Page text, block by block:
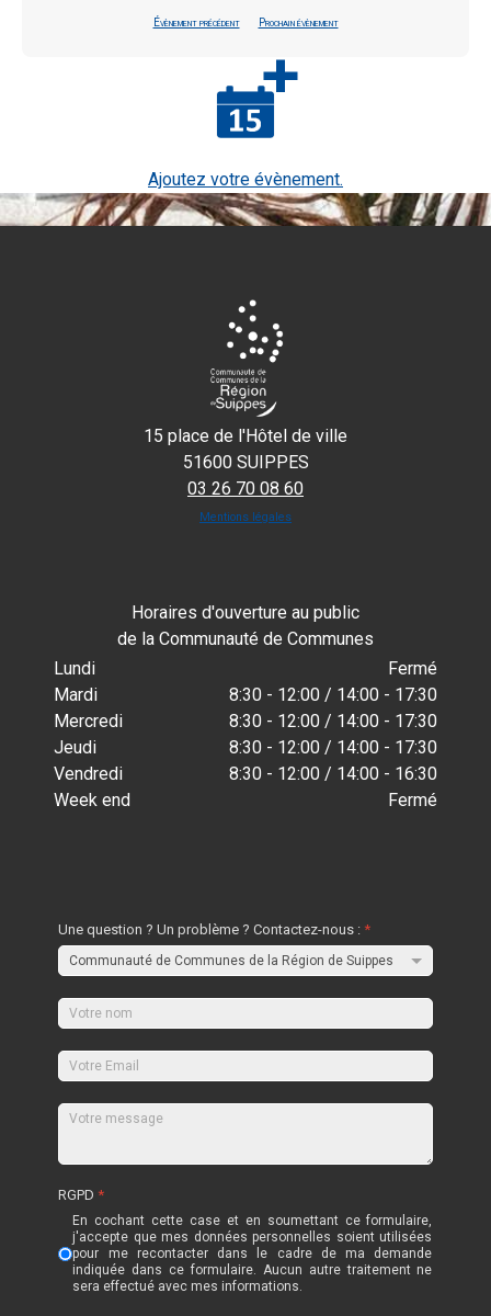
Évènement précédent Prochain évènement
Ajoutez votre évènement.
15 place de l'Hôtel de ville
51600 SUIPPES
03 26 70 08 60
Mentions légales
Horaires d'ouverture au public
de la Communauté de Communes
Lundi
Fermé
Mardi
8:30 - 12:00 / 14:00 - 17:30
Mercredi
8:30 - 12:00 / 14:00 - 17:30
Jeudi
8:30 - 12:00 / 14:00 - 17:30
Vendredi
8:30 - 12:00 / 14:00 - 16:30
Week end
Fermé
Une question ? Un problème ? Contactez-nous :*
RGPD*
En cochant cette case et en soumettant ce formulaire,
j'accepte que mes données personnelles soient utilisées
pour me recontacter dans le cadre de ma demande
indiquée dans ce formulaire. Aucun autre traitement ne
sera effectué avec mes informations.